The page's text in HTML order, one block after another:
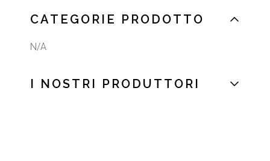
CATEGORIE PRODOTTO
N/A
I NOSTRI PRODUTTORI